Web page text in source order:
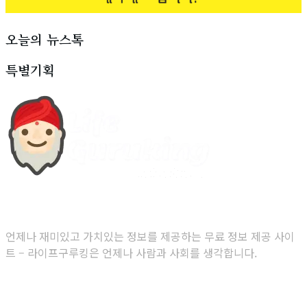
오늘의 뉴스톡
특별기획
언제나 재미있고 가치있는 정보를 제공하는 무료 정보 제공 사이
트 – 라이프구루킹은 언제나 사람과 사회를 생각합니다.